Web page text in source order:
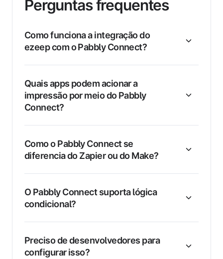
Perguntas frequentes
Como funciona a integração do
ezeep com o Pabbly Connect?
Quais apps podem acionar a
impressão por meio do Pabbly
Connect?
Como o Pabbly Connect se
diferencia do Zapier ou do Make?
O Pabbly Connect suporta lógica
condicional?
Preciso de desenvolvedores para
configurar isso?